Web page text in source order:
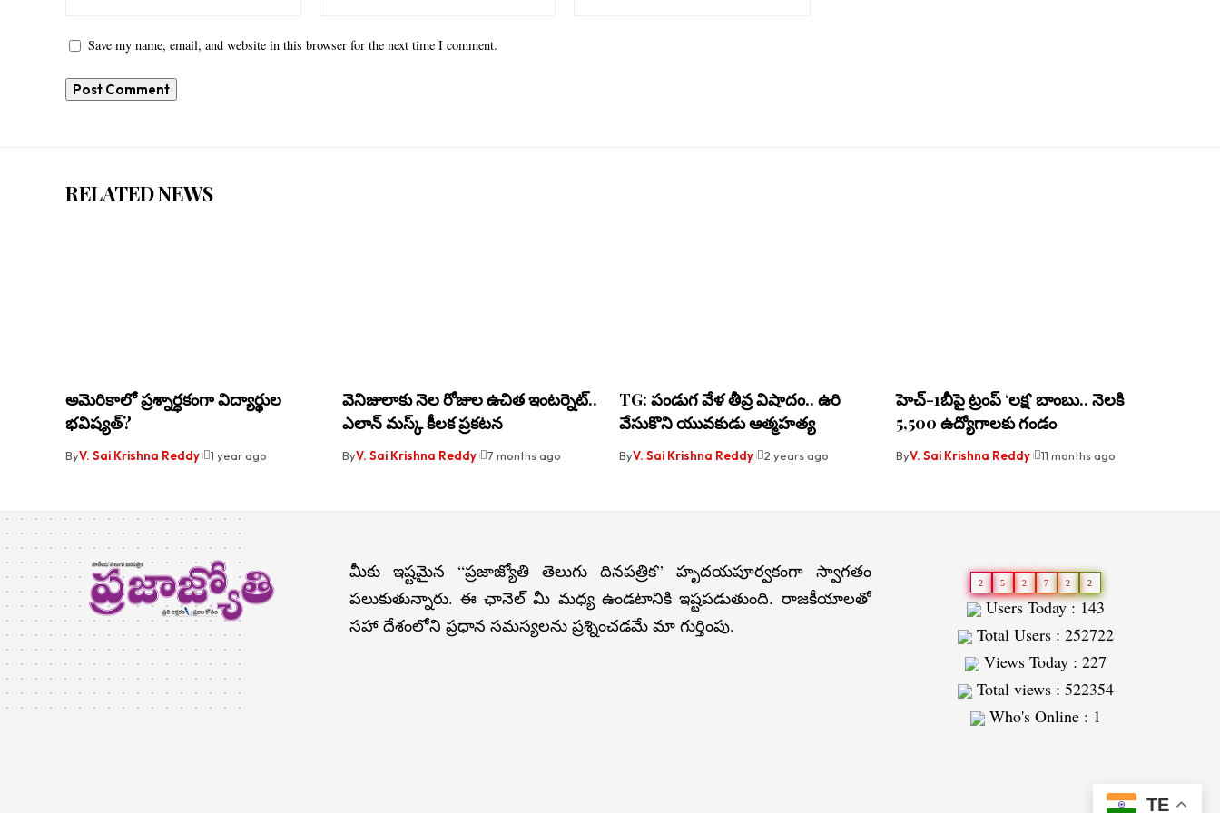
Save my name, email, and website in this browser for the next time I comment.
RELATED NEWS
అమెరికాలో ప్రశ్నార్ధకంగా విద్యార్థుల
భవిష్యత్?
ByV. Sai Krishna Reddy 1 year ago
వెనిజులాకు నెల రోజుల ఉచిత ఇంటర్నెట్..
ఎలాన్ మస్క్ కీలక ప్రకటన
ByV. Sai Krishna Reddy 7 months ago
TG: పండుగ వేళ తీవ్ర విషాదం.. ఉరి
వేసుకొని యువకుడు ఆత్మహత్య
ByV. Sai Krishna Reddy 2 years ago
హెచ్-1బీపై ట్రంప్ ‘లక్ష’ బాంబు.. నెలకి
5,500 ఉద్యోగాలకు గండం
ByV. Sai Krishna Reddy 11 months ago
మీకు ఇష్టమైన “ప్రజాజ్యోతి తెలుగు దినపత్రిక” హృదయపూర్వకంగా స్వాగతం
పలుకుతున్నారు. ఈ ఛానెల్ మీ మధ్య ఉండటానికి ఇష్టపడుతుంది. రాజకీయాలతో
సహా దేశంలోని ప్రధాన సమస్యలను ప్రశ్నించడమే మా గుర్తింపు.
2 5 2 7 2 2
Users Today : 143
Total Users : 252722
Views Today : 227
Total views : 522354
Who's Online : 1
TE